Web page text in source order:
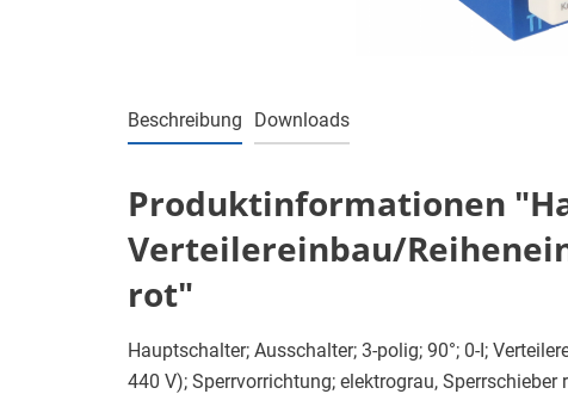
Beschreibung Downloads
Produktinformationen
Verteilereinbau/
rot"
Hauptschalter; Ausschalter; 3-polig; 90°; 0-I;
440 V); Sperrvorrichtung; elektrograu, Sperrschieber